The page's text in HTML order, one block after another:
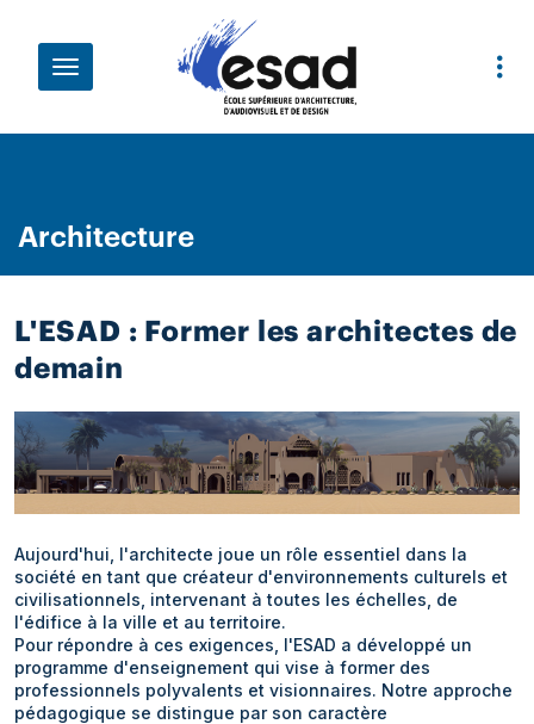
Fil d'Ariane
Architecture
L'ESAD : Former les architectes de
demain
Aujourd'hui, l'architecte joue un rôle essentiel dans la
société en tant que créateur d'environnements culturels et
civilisationnels, intervenant à toutes les échelles, de
l'édifice à la ville et au territoire.
Pour répondre à ces exigences, l'ESAD a développé un
programme d'enseignement qui vise à former des
professionnels polyvalents et visionnaires. Notre approche
pédagogique se distingue par son caractère